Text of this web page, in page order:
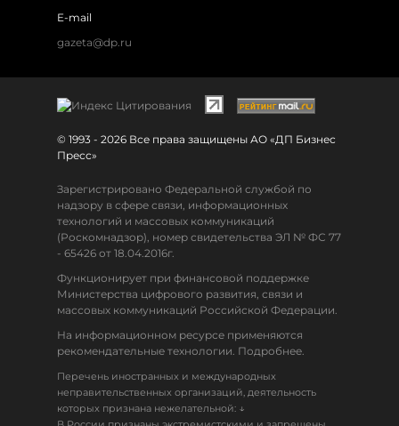
E-mail
gazeta@dp.ru
© 1993 - 2026 Все права защищены АО «ДП Бизнес
Пресс»
Зарегистрировано Федеральной службой по
надзору в сфере связи, информационных
технологий и массовых коммуникаций
(Роскомнадзор), номер свидетельства ЭЛ № ФС 77
- 65426 от 18.04.2016г.
Функционирует при финансовой поддержке
Министерства цифрового развития, связи и
массовых коммуникаций Российской Федерации.
На информационном ресурсе применяются
рекомендательные технологии. Подробнее.
Перечень иностранных и международных
неправительственных организаций, деятельность
которых признана нежелательной: ↓